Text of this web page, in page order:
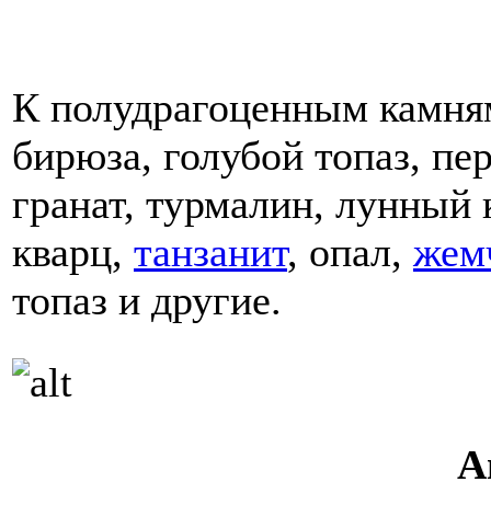
К полудрагоценным
бирюза, голубой топаз,
гранат, турмалин,
кварц, танзанит, опал,
топаз и другие.